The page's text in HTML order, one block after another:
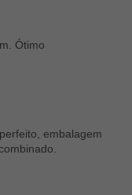
Ótimo
embalagem